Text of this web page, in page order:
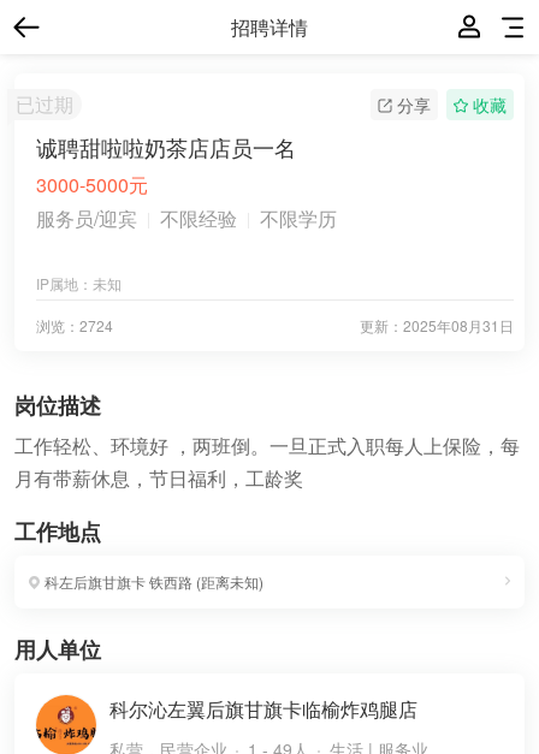
招聘详情
分享 收藏
已过期
诚聘甜啦啦奶茶店店员一名
3000-5000元
服务员/迎宾
不限经验 不限学历
IP属地： 未知
更新： 2025年08月31日
浏览：2724
岗位描述
工作轻松、环境好 ，两班倒。一旦正式入职每人上保险，每
月有带薪休息，节日福利，工龄奖
工作地点
科左后旗甘旗卡铁西路 (距离未知)
用人单位
科尔沁左翼后旗甘旗卡临榆炸鸡腿店
私营．民营企业 1 - 49人 生活 | 服务业